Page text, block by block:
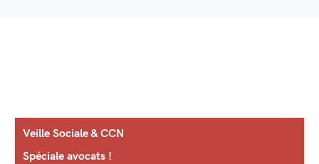
Veille Sociale & CCN
Spéciale avocats !